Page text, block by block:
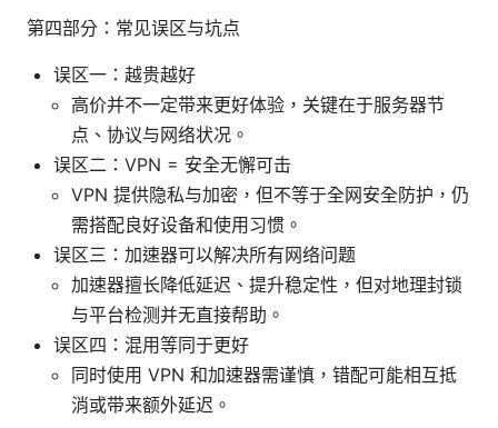
第四部分：常见误区与坑点
误区一：越贵越好
高价并不一定带来更好体验，关键在于服务器节
点、协议与网络状况。
误区二：VPN = 安全无懈可击
VPN 提供隐私与加密，但不等于全网安全防护，仍
需搭配良好设备和使用习惯。
误区三：加速器可以解决所有网络问题
加速器擅长降低延迟、提升稳定性，但对地理封锁
与平台检测并无直接帮助。
误区四：混用等同于更好
同时使用 VPN 和加速器需谨慎，错配可能相互抵
消或带来额外延迟。